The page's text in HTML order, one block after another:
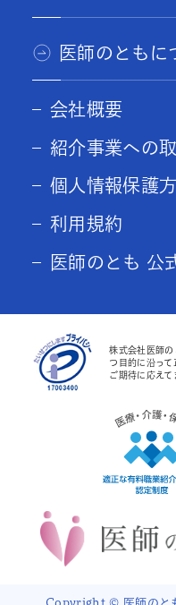
医師のともに
会社概要
紹介事業への
個人情報保護
利用規約
医師のとも 公
株式会社医師
つ目的に沿っ
ご期待に応えて
Copyright © 医師のと